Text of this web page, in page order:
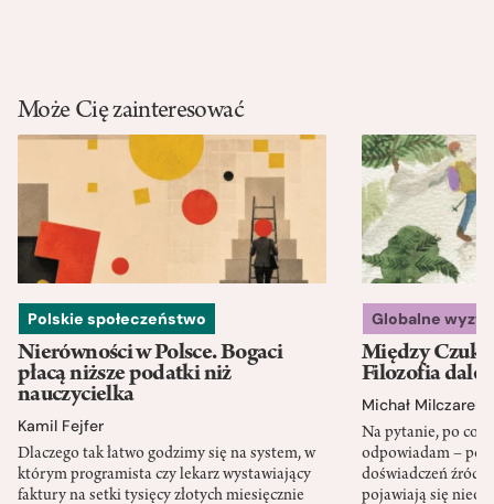
Może Cię zainteresować
Polskie społeczeństwo
Nierówności w Polsce. Bogaci
płacą niższe podatki niż
nauczycielka
Kamil Fejfer
Dlaczego tak łatwo godzimy się na system, w
którym programista czy lekarz wystawiający
faktury na setki tysięcy złotych miesięcznie
Globalne
Między
Filozofia
Michał Milczarek
Na pytanie, po co
odpowiadam – po
doświadczeń
pojawiają się